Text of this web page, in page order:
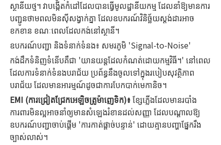
ស្ថានីយថ្ម។ វាបង្កើតកំដៅដែលបានធ្វើមូលដ្ឋានីយកម្ម ដែលនាំឱ្យមានការ
បញ្ជូនថាមពលមិនស៊ីសង្វាក់គ្នា ដែលឧបករណ៍វិនិច្ឆ័យស្តង់ដារអាច
ខកខាន ខណៈពេលដែលកង់នៅស្ថានី។
ឧបករណ៍បញ្ជា និងទំនាក់ទំនង៖ សមរភូមិ 'Signal-to-Noise'
កង់ដឹកទំនិញទំនើបគឺជា 'យានយន្តដែលកំណត់ដោយកម្មវិធី។' នៅពេល
ដែលការទំនាក់ទំនងបរាជ័យ ប្រព័ន្ធនឹងចូលទៅក្នុងរបៀបសុវត្ថិភាព
បរាជ័យ ដែលមានអារម្មណ៍ដូចជាការបែកបាក់មេកានិច។
EMI (ការជ្រៀតជ្រែកអេឡិចត្រូម៉ាញេទិក)៖ ខ្សែភ្លើងដែលមានរបាំង
ការពារមិនល្អអាចនាំឲ្យមានសំឡេងរំខានដល់សញ្ញា ដែលបណ្តាលឱ្យ
ឧបករណ៍បញ្ជាចាប់ផ្តើម 'ការកាត់ផ្តាច់បន្ទាន់' ដោយគ្មានបញ្ហាផ្នែករឹង
ច្បាស់លាស់។